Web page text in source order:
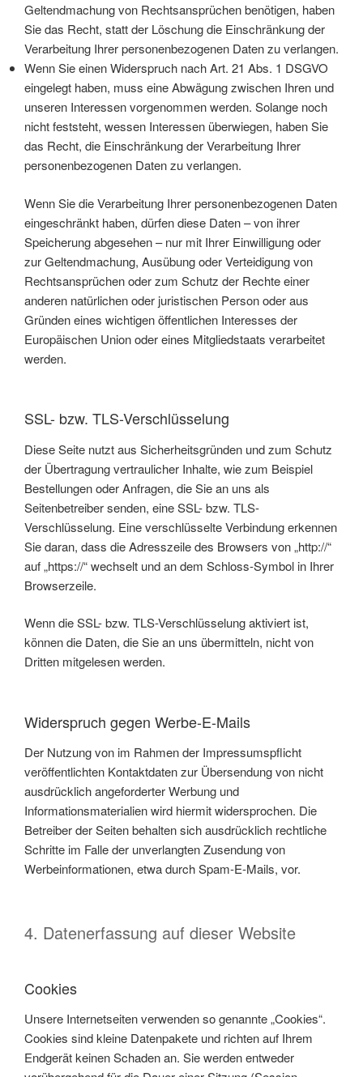
Geltendmachung von Rechtsansprüchen benötigen, haben
Sie das Recht, statt der Löschung die Einschränkung der
Verarbeitung Ihrer personenbezogenen Daten zu verlangen.
Wenn Sie einen Widerspruch nach Art. 21 Abs. 1 DSGVO
eingelegt haben, muss eine Abwägung zwischen Ihren und
unseren Interessen vorgenommen werden. Solange noch
nicht feststeht, wessen Interessen überwiegen, haben Sie
das Recht, die Einschränkung der Verarbeitung Ihrer
personenbezogenen Daten zu verlangen.
Wenn Sie die Verarbeitung Ihrer personenbezogenen Daten
eingeschränkt haben, dürfen diese Daten – von ihrer
Speicherung abgesehen – nur mit Ihrer Einwilligung oder
zur Geltendmachung, Ausübung oder Verteidigung von
Rechtsansprüchen oder zum Schutz der Rechte einer
anderen natürlichen oder juristischen Person oder aus
Gründen eines wichtigen öffentlichen Interesses der
Europäischen Union oder eines Mitgliedstaats verarbeitet
werden.
SSL- bzw. TLS-Verschlüsselung
Diese Seite nutzt aus Sicherheitsgründen und zum Schutz
der Übertragung vertraulicher Inhalte, wie zum Beispiel
Bestellungen oder Anfragen, die Sie an uns als
Seitenbetreiber senden, eine SSL- bzw. TLS-
Verschlüsselung. Eine verschlüsselte Verbindung erkennen
Sie daran, dass die Adresszeile des Browsers von „http://“
auf „https://“ wechselt und an dem Schloss-Symbol in Ihrer
Browserzeile.
Wenn die SSL- bzw. TLS-Verschlüsselung aktiviert ist,
können die Daten, die Sie an uns übermitteln, nicht von
Dritten mitgelesen werden.
Widerspruch gegen Werbe-E-Mails
Der Nutzung von im Rahmen der Impressumspflicht
veröffentlichten Kontaktdaten zur Übersendung von nicht
ausdrücklich angeforderter Werbung und
Informationsmaterialien wird hiermit widersprochen. Die
Betreiber der Seiten behalten sich ausdrücklich rechtliche
Schritte im Falle der unverlangten Zusendung von
Werbeinformationen, etwa durch Spam-E-Mails, vor.
4. Datenerfassung auf dieser Website
Cookies
Unsere Internetseiten verwenden so genannte „Cookies“.
Cookies sind kleine Datenpakete und richten auf Ihrem
Endgerät keinen Schaden an. Sie werden entweder